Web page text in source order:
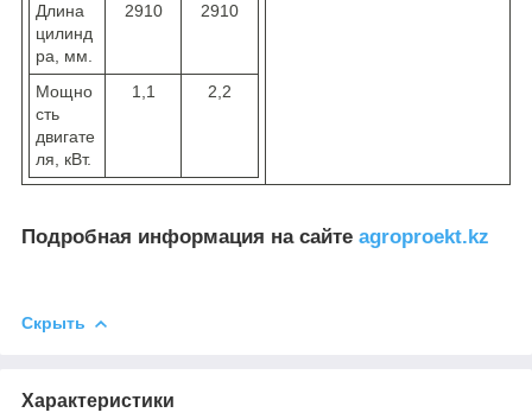
Длина
цилинд
ра, мм.
2910 2910
Мощно
сть
двигате
ля, кВт.
1,1 2,2
Подробная информация на сайте agroproekt.kz
Скрыть
Характеристики